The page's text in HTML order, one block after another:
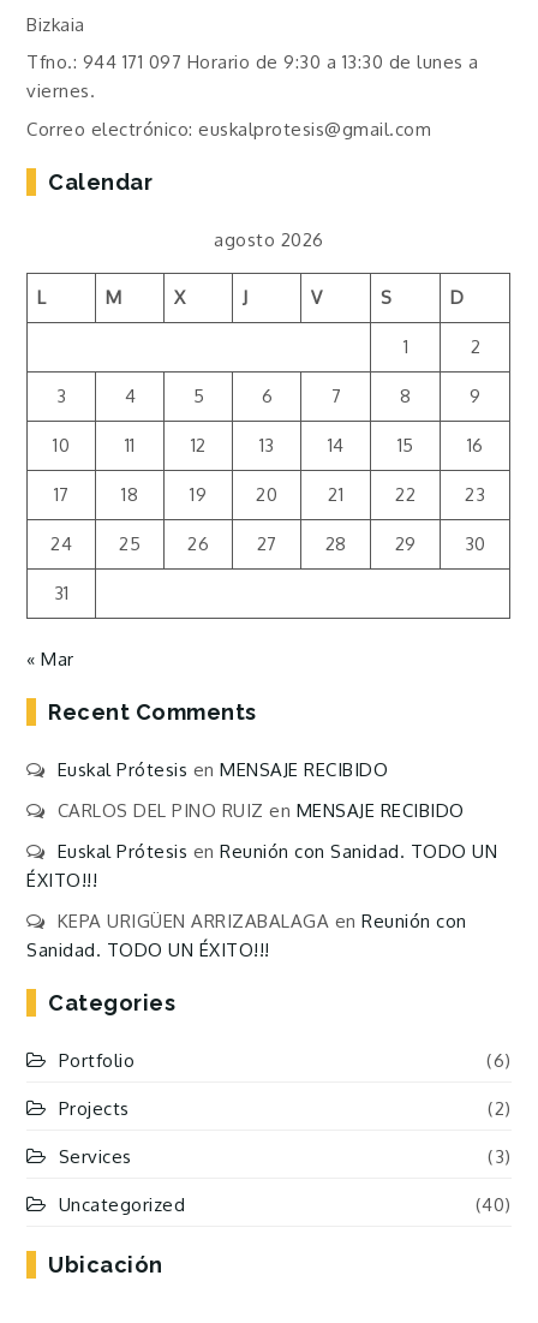
Bizkaia
Tfno.: 944 171 097 Horario de 9:30 a 13:30 de lunes a
viernes.
Correo electrónico: euskalprotesis@gmail.com
Calendar
agosto 2026
L M X J V S D
1 2
3 4 5 6 7 8 9
10 11 12 13 14 15 16
17 18 19 20 21 22 23
24 25 26 27 28 29 30
31
« Mar
Recent Comments
Euskal Prótesis enMENSAJE RECIBIDO
CARLOS DEL PINO RUIZ en MENSAJE RECIBIDO
Euskal Prótesis enReunión con Sanidad. TODO UN
ÉXITO!!!
KEPA URIGÜEN ARRIZABALAGA enReunión con
Sanidad. TODO UN ÉXITO!!!
Categories
Portfolio (6)
Projects (2)
Services (3)
Uncategorized (40)
Ubicación